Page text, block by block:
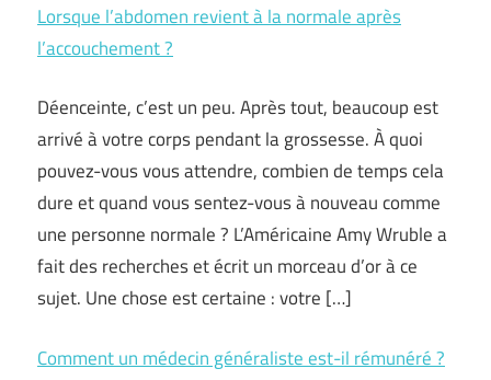
Lorsque l’abdomen revient à la normale après
l’accouchement ?
Déenceinte, c’est un peu. Après tout, beaucoup est
arrivé à votre corps pendant la grossesse. À quoi
pouvez-vous vous attendre, combien de temps cela
dure et quand vous sentez-vous à nouveau comme
une personne normale ? L’Américaine Amy Wruble a
fait des recherches et écrit un morceau d’or à ce
sujet. Une chose est certaine : votre […]
Comment un médecin généraliste est-il rémunéré ?